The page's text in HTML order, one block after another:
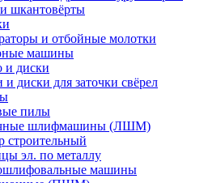
шкантовёрты
и отбойные молотки
машины
и диски
и диски для заточки свёрел
пилы
шлифмашины (ЛШМ)
строительный
эл. по металлу
машины